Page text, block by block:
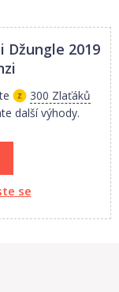
Džungle 2019
300 Zlaťáků
další výhody.
se